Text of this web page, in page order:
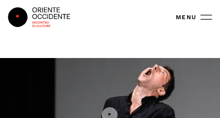
Oriente Occidente MENU